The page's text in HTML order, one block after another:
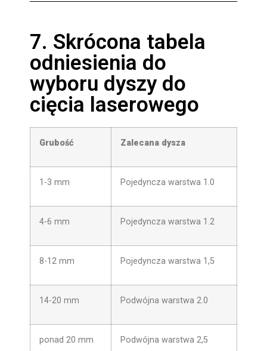
7. Skrócona tabela
odniesienia do
wyboru dyszy do
cięcia laserowego
Grubość Zalecana dysza
1-3 mm Pojedyncza warstwa 1.0
4-6 mm Pojedyncza warstwa 1.2
8-12 mm Pojedyncza warstwa 1,5
14-20 mm Podwójna warstwa 2.0
ponad 20 mm Podwójna warstwa 2,5